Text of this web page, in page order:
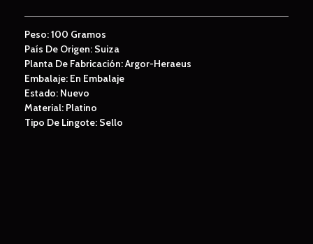
Peso:100 Gramos
País De Origen: Suiza
Planta De Fabricación:Argor-Heraeus
Embalaje: En Embalaje
Estado: Nuevo
Material: Platino
Tipo De Lingote: Sello